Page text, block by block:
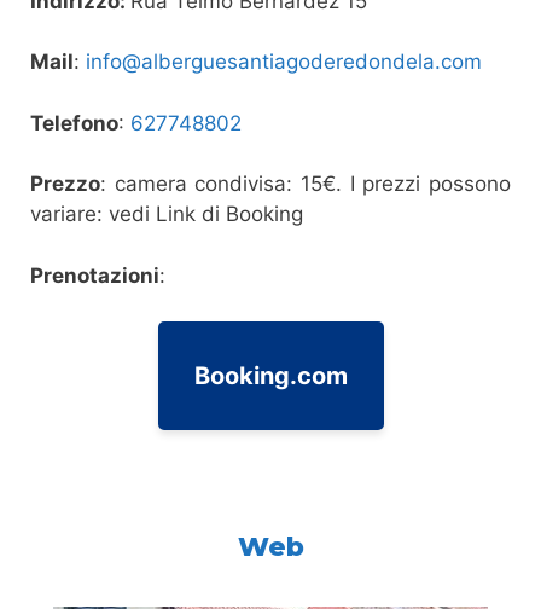
Mail: info@alberguesantiagoderedondela.com
Telefono: 627748802
Prezzo: camera condivisa: 15€. I prezzi possono
variare: vedi Link di Booking
Prenotazioni:
Booking.com
Web